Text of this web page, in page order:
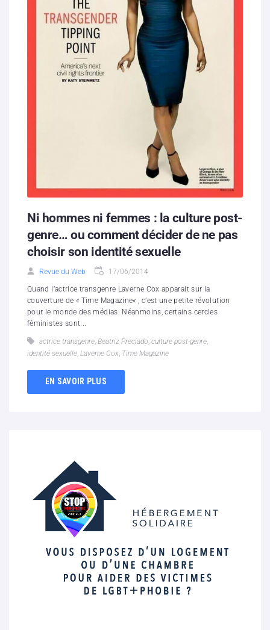
Hébergement solidaire
Ni hommes ni femmes : la culture post-
genre… ou comment décider de ne pas
choisir son identité sexuelle
Revue du Web 17/06/2014
Quand l’actrice transgenre Laverne Cox apparait sur la
couverture de « Time Magazine« , c’est une petite révolution
pour le monde des médias. Néanmoins, certains cercles
féministes sont...
actrice transgenre Beatriz Preciado culture post-genre
identité sexuelle Laverne Cox Time Magazine
EN SAVOIR PLUS